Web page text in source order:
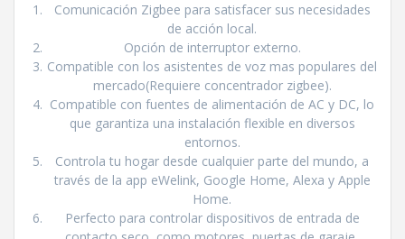
Comunicación Zigbee para satisfacer sus necesidades
de acción local.
Opción de interruptor externo.
Compatible con los asistentes de voz mas populares del
mercado(Requiere concentrador zigbee).
Compatible con fuentes de alimentación de AC y DC, lo
que garantiza una instalación flexible en diversos
entornos.
Controla tu hogar desde cualquier parte del mundo, a
través de la app eWelink, Google Home, Alexa y Apple
Home.
Perfecto para controlar dispositivos de entrada de